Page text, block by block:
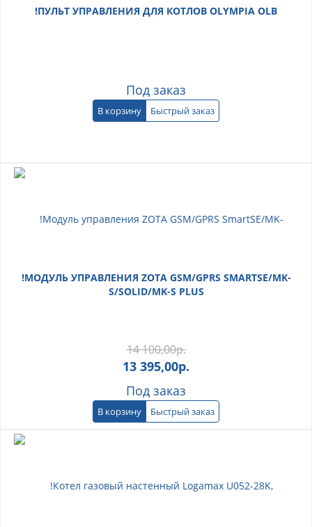
!ПУЛЬТ УПРАВЛЕНИЯ ДЛЯ КОТЛОВ OLYMPIA OLB
Под заказ
В корзину Быстрый заказ
!МОДУЛЬ УПРАВЛЕНИЯ ZOTA GSM/GPRS SMARTSE/MK-
S/SOLID/MK-S PLUS
14 100,00р.
13 395,00р.
Под заказ
В корзину Быстрый заказ